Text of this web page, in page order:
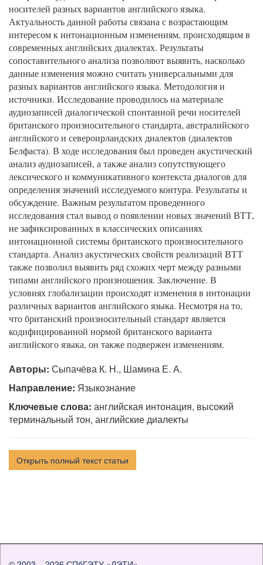
носителей разных вариантов английского языка.
Актуальность данной работы связана с возрастающим
интересом к интонационным изменениям, происходящим в
современных английских диалектах. Результаты
сопоставительного анализа позволяют выявить, насколько
данные изменения можно считать универсальными для
разных вариантов английского языка. Методология и
источники. Исследование проводилось на материале
аудиозаписей диалогической спонтанной речи носителей
британского произносительного стандарта, австралийского
английского и североирландских диалектов (диалектов
Белфаста). В ходе исследования был проведен акустический
анализ аудиозаписей, а также анализ сопутствующего
лексического и коммуникативного контекста диалогов для
определения значений исследуемого контура. Результаты и
обсуждение. Важным результатом проведенного
исследования стал вывод о появлении новых значений ВТТ,
не зафиксированных в классических описаниях
интонационной системы британского произносительного
стандарта. Анализ акустических свойств реализаций ВТТ
также позволил выявить ряд схожих черт между разными
типами английского произношения. Заключение. В
условиях глобализации происходят изменения в интонации
различных вариантов английского языка. Несмотря на то,
что британский произносительный стандарт является
кодифицированной нормой британского варианта
английского языка, он также подвержен изменениям.
Авторы: Сыпачёва К. Н., Шамина Е. А.
Направление: Языкознание
Ключевые слова: английская интонация, высокий
терминальный тон, английские диалекты
Открыть полный текст статьи